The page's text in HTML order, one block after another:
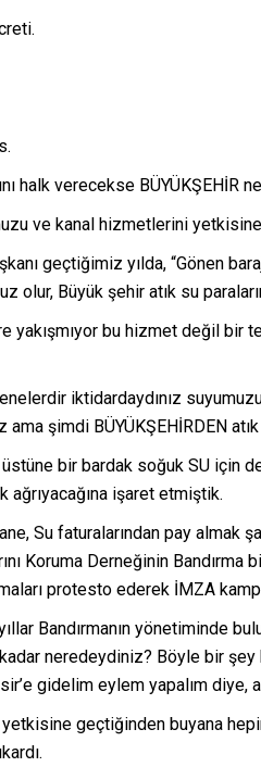
halk verecekse BÜYÜKŞEHİR
ve kanal hizmetlerini yetkisine
geçtiğimiz yılda, “Gönen
olur, Büyük şehir atık su
yakışmıyor bu hizmet değil bir
iktidardaydınız
ama şimdi BÜYÜKŞEHİRDEN
bir bardak soğuk SU için
ağrıyacağına işaret etmiştik.
Su faturalarından pay
Koruma Derneğinin
protesto ederek İMZA
Bandırmanın yönetiminde
neredeydiniz? Böyle bir şey
gidelim eylem yapalım diye,
geçtiğinden buyana